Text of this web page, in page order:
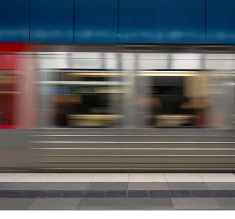
Diritto penale tributario Misure
Proprietà intellettuale Diritto
Riti alternativi Patrocinio gratuito
Delitti contro il patrimonio